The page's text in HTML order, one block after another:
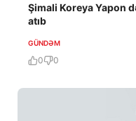
Şimali Koreya Yapon
atıb
GÜNDƏM
0 0